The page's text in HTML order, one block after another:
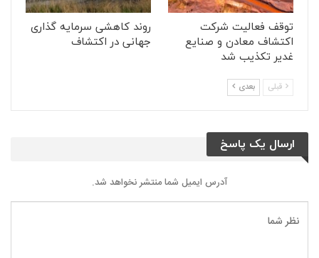
توقف فعالیت شرکت
اکتشاف معادن و صنایع
غدیر تکذیب شد
روند کاهشی سرمایه گذاری
جهانی در اکتشاف
قبلی بعدی
ارسال یک پاسخ
آدرس ایمیل شما منتشر نخواهد شد.